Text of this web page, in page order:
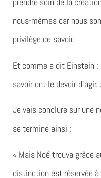
nous-mêmes car nous
privilège de savoir.
Et comme a dit Einstein :
savoir ont le devoir d’agir.
Je vais conclure sur une
se termine ainsi :
« Mais Noé trouva grâce
distinction est réservée